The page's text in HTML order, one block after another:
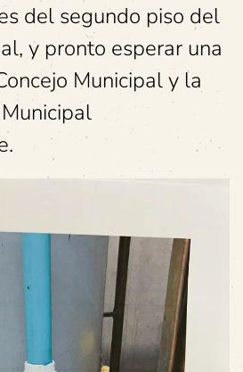
del segundo piso del
y pronto esperar una
Municipal y la